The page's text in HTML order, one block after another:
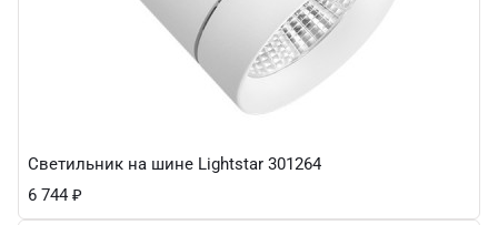
Светильник на шине Lightstar 301264
6 744 ₽